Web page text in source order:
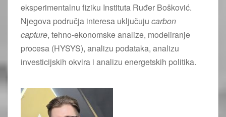
eksperimentalnu fiziku Instituta Ruđer Bošković.
Njegova područja interesa uključuju carbon
capture, tehno-ekonomske analize, modeliranje
procesa (HYSYS), analizu podataka, analizu
investicijskih okvira i analizu energetskih politika.